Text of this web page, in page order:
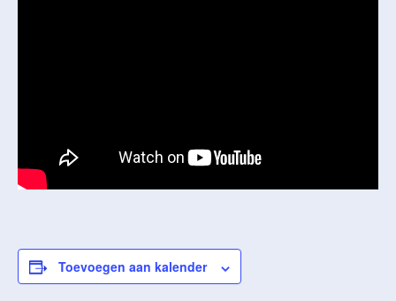
Toevoegen aan kalender